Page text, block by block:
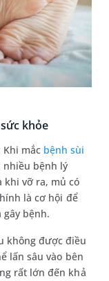
khỏe
Khi mắc bệnh sùi
nhiều bệnh lý
khi vỡ ra, mủ có
là cơ hội để
bệnh.
không được điều
lấn sâu vào bên
rất lớn đến khả